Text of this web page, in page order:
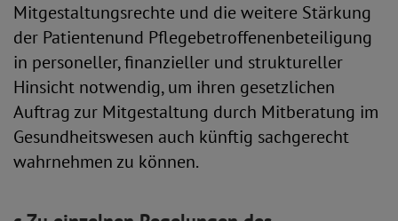
Mitgestaltungsrechte und die weitere Stärkung
der Patientenund Pflegebetroffenenbeteiligung
in personeller, finanzieller und struktureller
Hinsicht notwendig, um ihren gesetzlichen
Auftrag zur Mitgestaltung durch Mitberatung im
Gesundheitswesen auch künftig sachgerecht
wahrnehmen zu können.